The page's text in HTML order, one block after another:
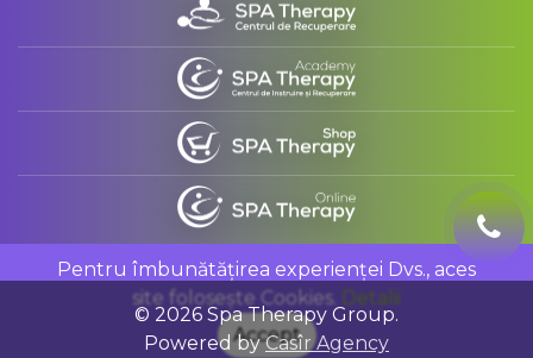
© 2026 Spa Therapy Group.
Powered byCasîr Agency
Pentru îmbunătățirea experienței Dvs., aces
site folosește Cookies. Detalii
Accept